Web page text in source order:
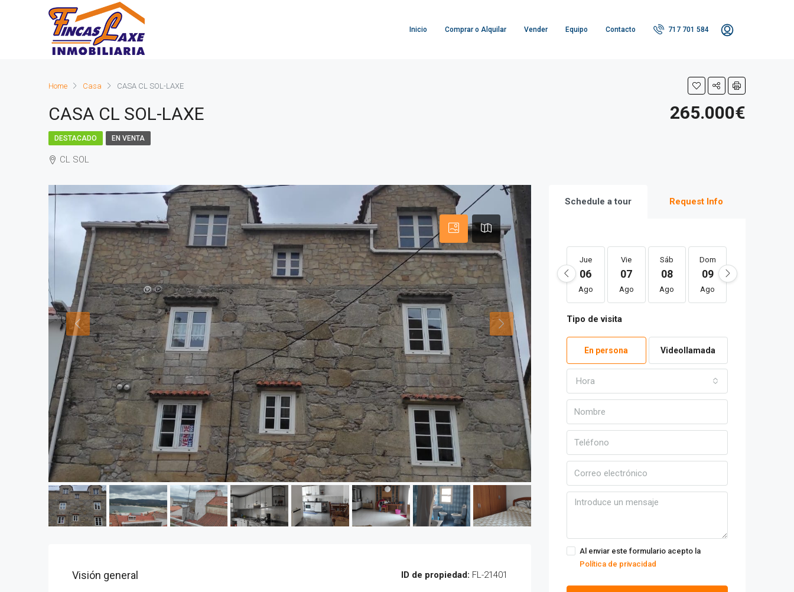
Inicio Comprar o Alquilar Vender Equipo Contacto 717 701 584
Home Casa CASA CL SOL-LAXE
CASA CL SOL-LAXE 265.000€
DESTACADO EN VENTA
CL SOL
Visión general ID de propiedad: FL-21401
Schedule a tour Request Info
Jue
06
Ago
Vie
07
Ago
Sáb
08
Ago
Dom
09
Ago
Tipo de visita
En persona Videollamada
Hora
Al enviar este formulario acepto la
Política de privacidad